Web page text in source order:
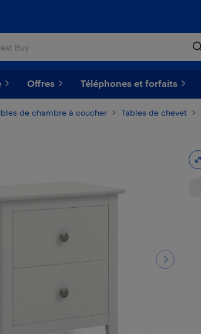
Offres Téléphones et forfaits
de chambre à coucher Tables de chevet